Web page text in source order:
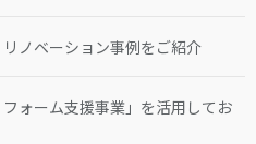
リノベーション事例をご紹介
フォーム支援事業」を活用してお